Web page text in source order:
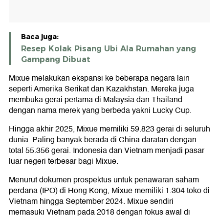
Baca juga:
Resep Kolak Pisang Ubi Ala Rumahan yang
Gampang Dibuat
Mixue melakukan ekspansi ke beberapa negara lain
seperti Amerika Serikat dan Kazakhstan. Mereka juga
membuka gerai pertama di Malaysia dan Thailand
dengan nama merek yang berbeda yakni Lucky Cup.
Hingga akhir 2025, Mixue memiliki 59.823 gerai di seluruh
dunia. Paling banyak berada di China daratan dengan
total 55.356 gerai. Indonesia dan Vietnam menjadi pasar
luar negeri terbesar bagi Mixue.
Menurut dokumen prospektus untuk penawaran saham
perdana (IPO) di Hong Kong, Mixue memiliki 1.304 toko di
Vietnam hingga September 2024. Mixue sendiri
memasuki Vietnam pada 2018 dengan fokus awal di